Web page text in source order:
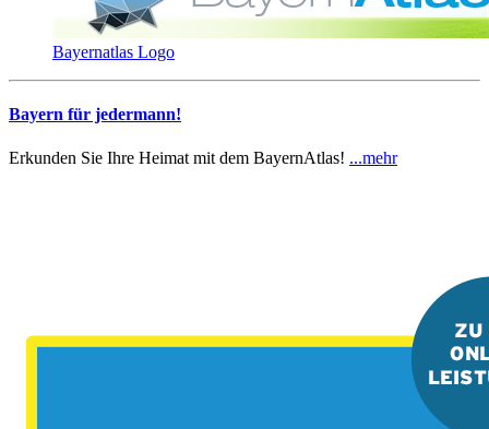
Bayernatlas Logo
Bayern für jedermann!
Erkunden Sie Ihre Heimat mit dem BayernAtlas! ...mehr